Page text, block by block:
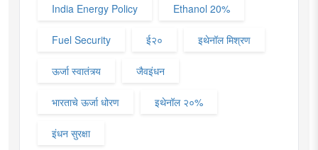
India Energy Policy Ethanol 20%
Fuel Security ई२० इथेनॉल मिश्रण
ऊर्जा स्वातंत्र्य जैवइंधन
भारताचे ऊर्जा धोरण इथेनॉल २०%
इंधन सुरक्षा